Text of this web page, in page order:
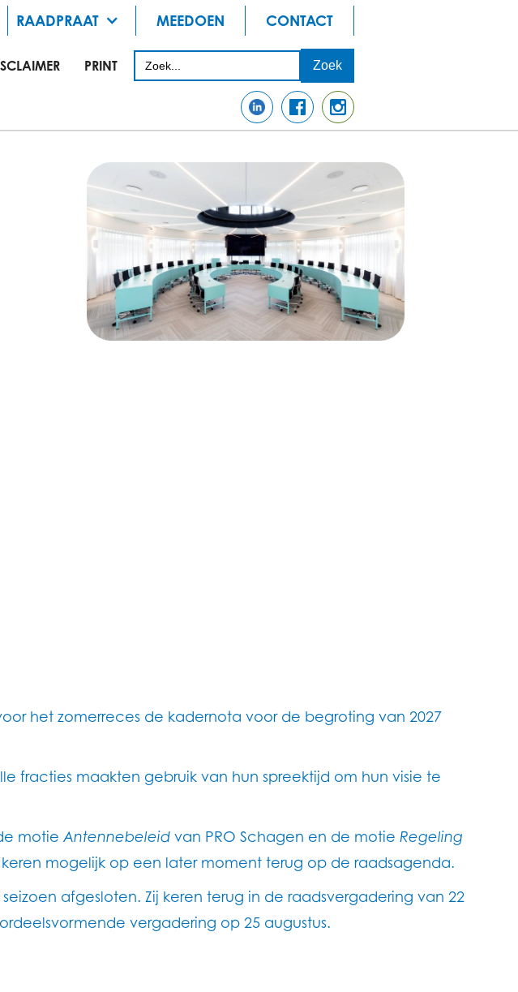
RAADPRAAT MEEDOEN CONTACT
PRINT
het zomerreces de kadernota voor de begroting van 2027
fracties maakten gebruik van hun spreektijd om hun visie te
motie Antennebeleid van PRO Schagen en de motie Regeling
mogelijk op een later moment terug op de raadsagenda.
afgesloten. Zij keren terug in de raadsvergadering van 22
vergadering op 25 augustus.